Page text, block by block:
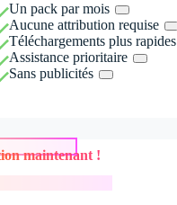
Un pack par mois
Aucune attribution requise
Téléchargements plus rapides
Assistance prioritaire
Sans publicités
!